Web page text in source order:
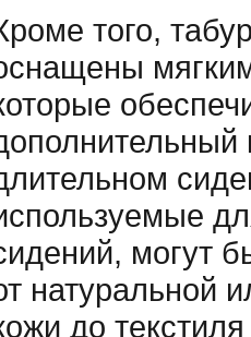
того,
могут
натуральной
до